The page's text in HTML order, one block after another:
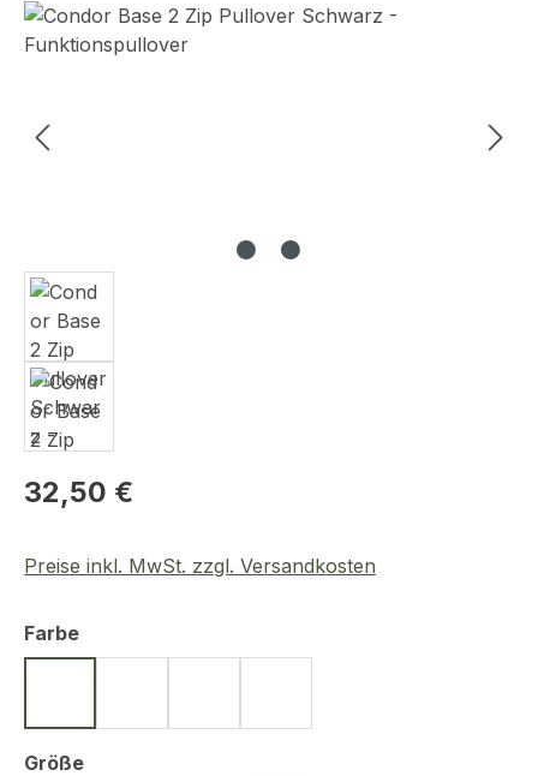
Bildergalerie überspringen
Regulärer Preis:
32,50 €
Preise inkl. MwSt. zzgl. Versandkosten
Farbeauswählen
Größeauswählen